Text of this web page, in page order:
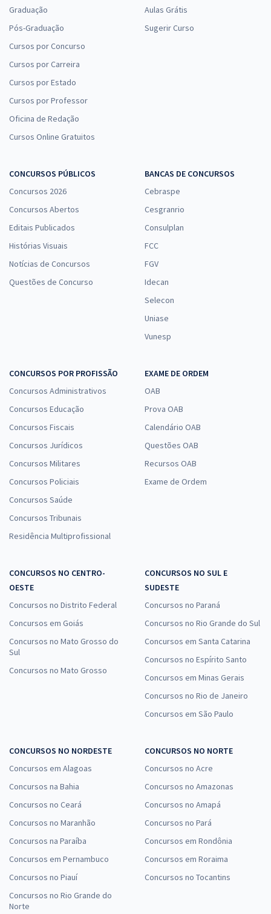
Graduação
Pós-Graduação
Cursos por Concurso
Cursos por Carreira
Cursos por Estado
Cursos por Professor
Oficina de Redação
Cursos Online Gratuitos
Aulas Grátis
Sugerir Curso
CONCURSOS PÚBLICOS
Concursos 2026
Concursos Abertos
Editais Publicados
Histórias Visuais
Notícias de Concursos
Questões de Concurso
BANCAS DE CONCURSOS
Cebraspe
Cesgranrio
Consulplan
FCC
FGV
Idecan
Selecon
Uniase
Vunesp
CONCURSOS POR PROFISSÃO
Concursos Administrativos
Concursos Educação
Concursos Fiscais
Concursos Jurídicos
Concursos Militares
Concursos Policiais
Concursos Saúde
Concursos Tribunais
Residência Multiprofissional
EXAME DE ORDEM
OAB
Prova OAB
Calendário OAB
Questões OAB
Recursos OAB
Exame de Ordem
CONCURSOS NO CENTRO-
OESTE
Concursos no Distrito Federal
Concursos em Goiás
Concursos no Mato Grosso do
Sul
Concursos no Mato Grosso
CONCURSOS NO SUL E
SUDESTE
Concursos no Paraná
Concursos no Rio Grande do Sul
Concursos em Santa Catarina
Concursos no Espírito Santo
Concursos em Minas Gerais
Concursos no Rio de Janeiro
Concursos em São Paulo
CONCURSOS NO NORDESTE
Concursos em Alagoas
Concursos na Bahia
Concursos no Ceará
Concursos no Maranhão
Concursos na Paraíba
Concursos em Pernambuco
Concursos no Piauí
Concursos no Rio Grande do
Norte
CONCURSOS NO NORTE
Concursos no Acre
Concursos no Amazonas
Concursos no Amapá
Concursos no Pará
Concursos em Rondônia
Concursos em Roraima
Concursos no Tocantins